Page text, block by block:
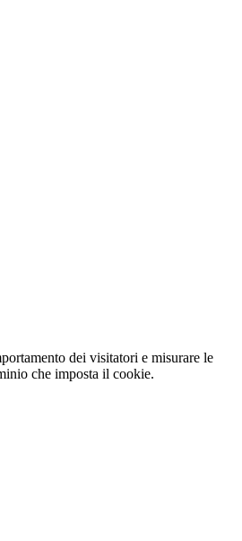
dei visitatori e misurare le
che imposta il cookie.